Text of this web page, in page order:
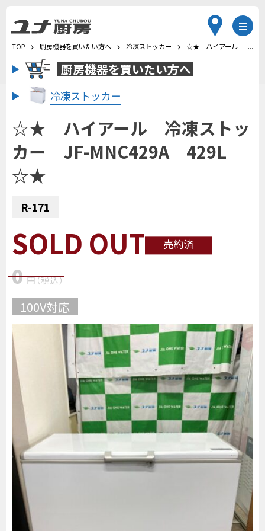
TOP 厨房機器を買いたい方へ 冷凍ストッカー ☆★ ハイアール 冷凍
厨房機器を買いたい方へ
冷凍ストッカー
☆★ ハイアール 冷凍ストッ
カー JF-MNC429A 429L
☆★
R-171
SOLD OUT 売約済
0 円（税込）
100V対応